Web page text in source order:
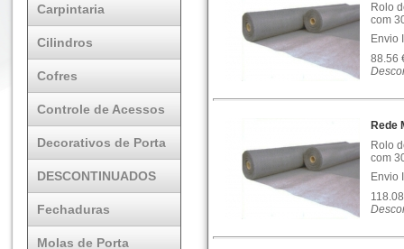
Carpintaria
Cilindros
Cofres
Controle de Acessos
Decorativos de Porta
DESCONTINUADOS
Fechaduras
Molas de Porta
Rolo
com
Envio
88.56
Rede
Rolo
com
Envio